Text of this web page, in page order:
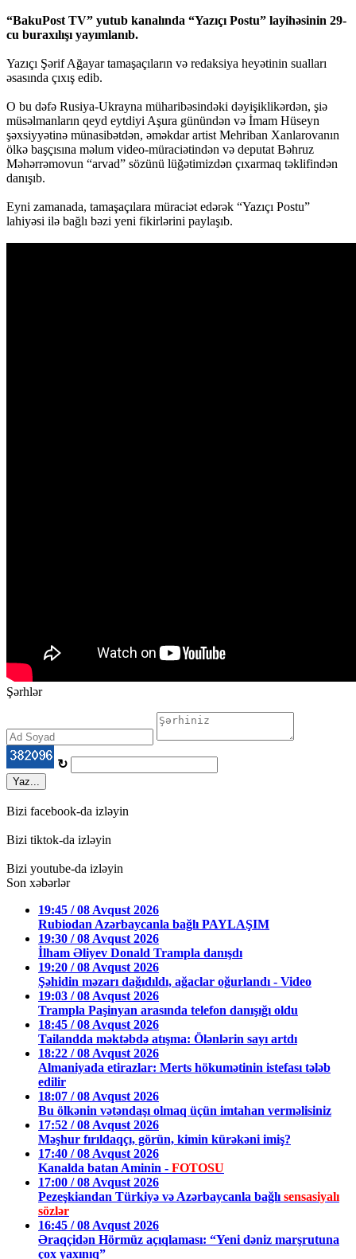
“BakuPost TV” yutub kanalında “Yazıçı Postu” layihəsinin 29-
cu buraxılışı yayımlanıb.
Yazıçı Şərif Ağayar tamaşaçıların və redaksiya heyətinin sualları
əsasında çıxış edib.
O bu dəfə Rusiya-Ukrayna müharibəsindəki dəyişiklikərdən, şiə
müsəlmanların qeyd eytdiyi Aşura günündən və İmam Hüseyn
şəxsiyyətinə münasibətdən, əməkdar artist Mehriban Xanlarovanın
ölkə başçısına məlum video-müraciətindən və deputat Bəhruz
Məhərrəmovun “arvad” sözünü lüğətimizdən çıxarmaq təklifindən
danışıb.
Eyni zamanada, tamaşaçılara müraciət edərək “Yazıçı Postu”
lahiyəsi ilə bağlı bəzi yeni fikirlərini paylaşıb.
Şərhlər
↻
Yaz...
Bizi facebook-da izləyin
Bizi tiktok-da izləyin
Bizi youtube-da izləyin
Son xəbərlər
19:45 / 08 Avqust 2026
Rubiodan Azərbaycanla bağlı PAYLAŞIM
19:30 / 08 Avqust 2026
İlham Əliyev Donald Trampla danışdı
19:20 / 08 Avqust 2026
Şəhidin məzarı dağıdıldı, ağaclar oğurlandı - Video
19:03 / 08 Avqust 2026
Trampla Paşinyan arasında telefon danışığı oldu
18:45 / 08 Avqust 2026
Tailandda məktəbdə atışma: Ölənlərin sayı artdı
18:22 / 08 Avqust 2026
Almaniyada etirazlar: Merts hökumətinin istefası tələb
edilir
18:07 / 08 Avqust 2026
Bu ölkənin vətəndaşı olmaq üçün imtahan verməlisiniz
17:52 / 08 Avqust 2026
Məşhur fırıldaqçı, görün, kimin kürəkəni imiş?
17:40 / 08 Avqust 2026
Kanalda batan Aminin - FOTOSU
17:00 / 08 Avqust 2026
Pezeşkiandan Türkiyə və Azərbaycanla bağlı sensasiyalı
sözlər
16:45 / 08 Avqust 2026
Əraqçidən Hörmüz açıqlaması: “Yeni dəniz marşrutuna
çox yaxınıq”